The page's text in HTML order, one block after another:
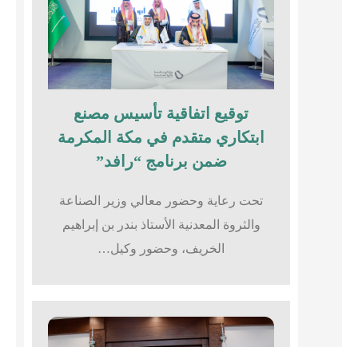
توقيع اتفاقية تأسيس مصنع
ابتكاري متقدم في مكة المكرمة
ضمن برنامج “رافد”
تحت رعاية وحضور معالي وزير الصناعة
والثروة المعدنية الأستاذ بندر بن إبراهيم
الخريف، وحضور وكيل…